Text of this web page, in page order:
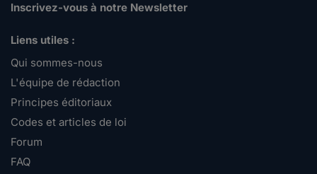
Inscrivez-vous à notre Newsletter
Liens utiles :
Qui sommes-nous
L'équipe de rédaction
Principes éditoriaux
Codes et articles de loi
Forum
FAQ